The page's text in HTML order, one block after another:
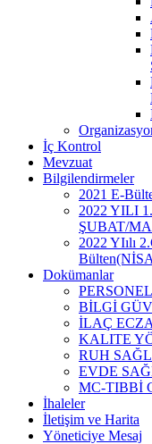
İç Kontrol
Mevzuat
Bilgilendirmeler
2021 E-
2022 YILI
ŞUBAT/
2022 YIılı
Dokümanlar
BİLGİ
İLAÇ
KALITE
RUH
EVDE
MC-TIBBİ
İhaleler
İletişim ve Harita
Yöneticiye Mesaj